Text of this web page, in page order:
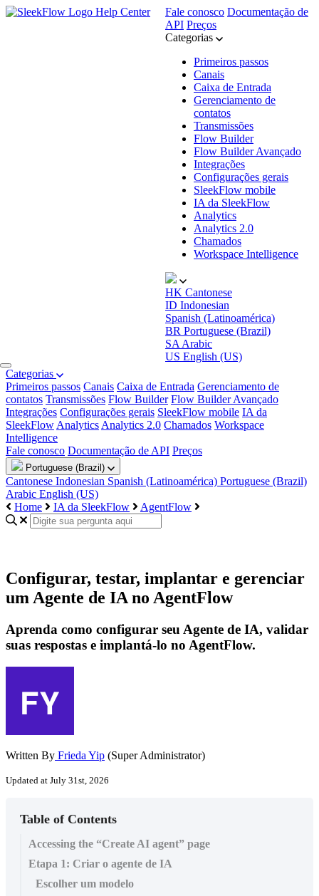
Help Center Fale conosco Documentação de
API Preços
Categorias
Primeiros passos
Canais
Caixa de Entrada
Gerenciamento de
contatos
Transmissões
Flow Builder
Flow Builder Avançado
Integrações
Configurações gerais
SleekFlow mobile
IA da SleekFlow
Analytics
Analytics 2.0
Chamados
Workspace Intelligence
HK Cantonese
ID Indonesian
Spanish (Latinoamérica)
BR Portuguese (Brazil)
SA Arabic
US English (US)
Categorias
Primeiros passos Canais Caixa de Entrada Gerenciamento de
contatos Transmissões Flow Builder Flow Builder Avançado
Integrações Configurações gerais SleekFlow mobile IA da
SleekFlow Analytics Analytics 2.0 Chamados Workspace
Intelligence
Fale conosco Documentação de API Preços
Portuguese (Brazil)
Cantonese Indonesian Spanish (Latinoamérica) Portuguese (Brazil)
Arabic English (US)
Home
IA da SleekFlow AgentFlow
Configurar, testar, implantar e gerenciar
um Agente de IA no AgentFlow
Aprenda como configurar seu Agente de IA, validar
suas respostas e implantá-lo no AgentFlow.
Written By Frieda Yip (Super Administrator)
Updated at July 31st, 2026
Table of Contents
Accessing the “Create AI agent” page
Etapa 1: Criar o agente de IA
Escolher um modelo